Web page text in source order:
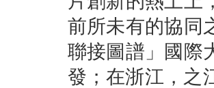
前所未有的協同
聯接圖譜」國際
發；在浙江，之